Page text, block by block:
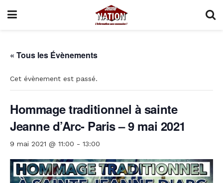
« Tous les Évènements
Cet évènement est passé.
Hommage traditionnel à sainte
Jeanne d’Arc- Paris – 9 mai 2021
9 mai 2021 @ 11:00 - 13:00